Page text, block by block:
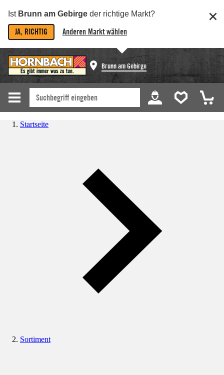
Ist Brunn am Gebirge der richtige Markt?
JA, RICHTIG Anderen Markt wählen
Brunn am Gebirge
Startseite
Sortiment